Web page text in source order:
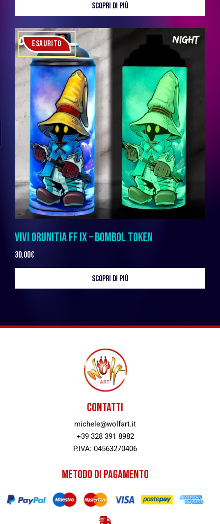
SCOPRI DI PIÙ
ESAURITO
VIVI ORUNITIA FF IX – BOMBOL TOKEN
30.00€
SCOPRI DI PIÙ
CONTATTI
michele@wolfart.it
+39 328 391 8982
P.IVA: 04563270406
METODO DI PAGAMENTO